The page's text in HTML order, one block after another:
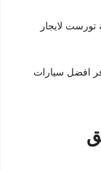
لايجار
افضل سيارات